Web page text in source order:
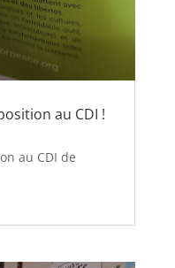
au CDI !
au CDI de